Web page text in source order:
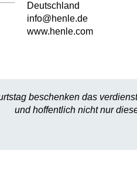
Deutschland
info@henle.de
www.henle.com
beschenken das
und hoffentlich nicht nur